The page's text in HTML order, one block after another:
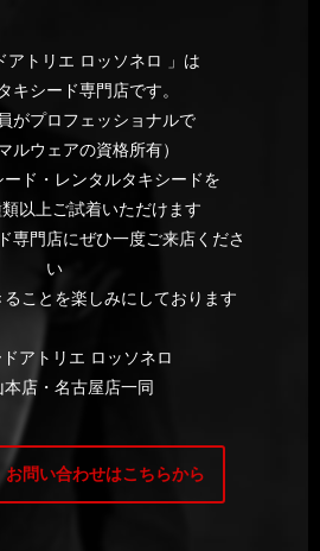
アトリエ ロッソネロ 」は
キシード専門店です。
がプロフェッショナルで
ルウェアの資格所有）
ド・レンタルタキシードを
以上ご試着いただけます
専門店にぜひ一度ご来店くださ
い
ことを楽しみにしております
アトリエ ロッソネロ
本店・名古屋店一同
お問い合わせはこちらから